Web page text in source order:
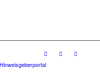
Hinweisgeberportal